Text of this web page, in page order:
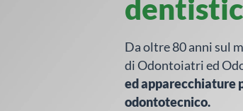
Da oltre 80 anni sul
di Odontoiatri ed
ed apparecchiature
odontotecnico.